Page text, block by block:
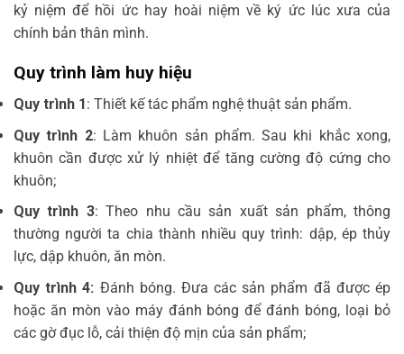
kỷ niệm để hồi ức hay hoài niệm về ký ức lúc xưa của
chính bản thân mình.
Quy trình làm huy hiệu
Quy trình 1: Thiết kế tác phẩm nghệ thuật sản phẩm.
Quy trình 2: Làm khuôn sản phẩm. Sau khi khắc xong,
khuôn cần được xử lý nhiệt để tăng cường độ cứng cho
khuôn;
Quy trình 3: Theo nhu cầu sản xuất sản phẩm, thông
thường người ta chia thành nhiều quy trình: dập, ép thủy
lực, dập khuôn, ăn mòn.
Quy trình 4: Đánh bóng. Đưa các sản phẩm đã được ép
hoặc ăn mòn vào máy đánh bóng để đánh bóng, loại bỏ
các gờ đục lỗ, cải thiện độ mịn của sản phẩm;